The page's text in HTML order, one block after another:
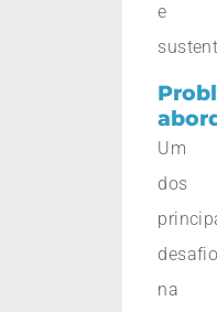
e
Um
dos
na